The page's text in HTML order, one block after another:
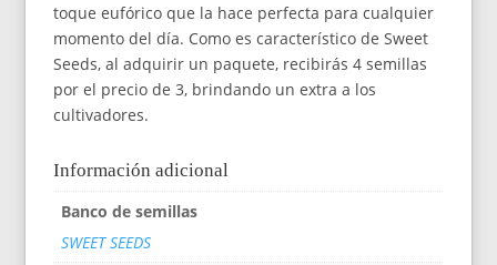
toque eufórico que la hace perfecta para cualquier
momento del día. Como es característico de Sweet
Seeds, al adquirir un paquete, recibirás 4 semillas
por el precio de 3, brindando un extra a los
cultivadores.
Información adicional
Banco de semillas
SWEET SEEDS